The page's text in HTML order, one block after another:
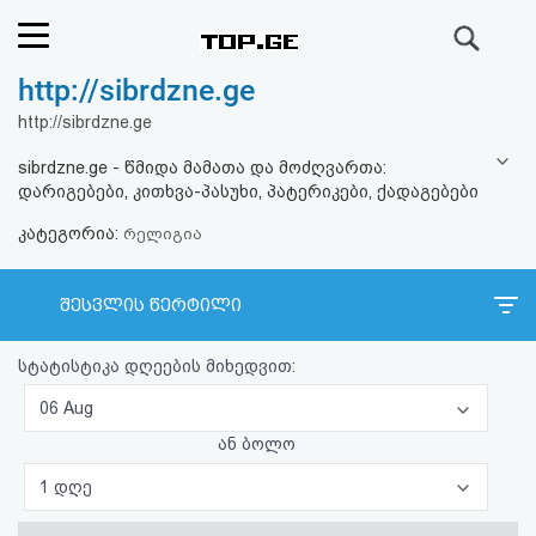
რეიტინგი
კითხვა-
პასუხი
ავტორიზაცია
პაროლის
http://sibrdzne.ge
http://sibrdzne.ge
sibrdzne.ge - წმიდა მამათა და მოძღვართა:
დარიგებები, კითხვა-პასუხი, პატერიკები, ქადაგებები
კატეგორია: რელიგია
შესვლის წერტილი
სტატისტიკა დღეების მიხედვით:
06 Aug
ან ბოლო
1 დღე